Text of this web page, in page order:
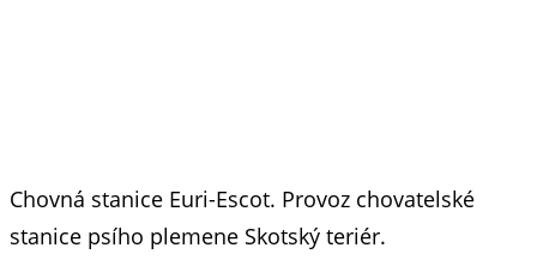
Chovná stanice Euri-Escot. Provoz chovatelské
stanice psího plemene Skotský teriér.